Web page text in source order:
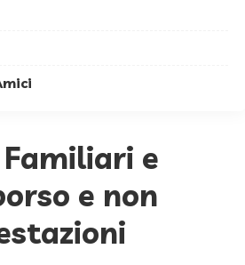
e
e non